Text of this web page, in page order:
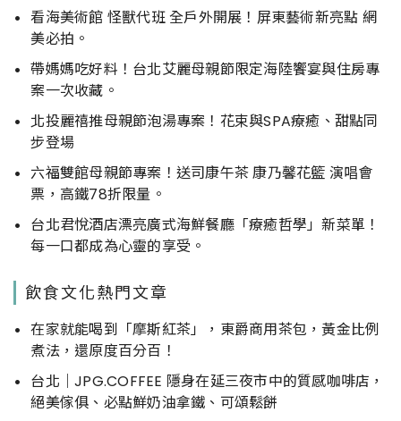
看海美術館 怪獸代班 全戶外開展！屏東藝術新亮點 網
美必拍。
帶媽媽吃好料！台北艾麗母親節限定海陸饗宴與住房專
案一次收藏。
北投麗禧推母親節泡湯專案！花束與SPA療癒、甜點同
步登場
六福雙館母親節專案！送司康午茶 康乃馨花籃 演唱會
票，高鐵78折限量。
台北君悅酒店漂亮廣式海鮮餐廳「療癒哲學」新菜單！
每一口都成為心靈的享受。
飲食文化熱門文章
在家就能喝到「摩斯紅茶」，東爵商用茶包，黃金比例
煮法，還原度百分百！
台北｜JPG.COFFEE 隱身在延三夜市中的質感咖啡店，
絕美傢俱、必點鮮奶油拿鐵、可頌鬆餅